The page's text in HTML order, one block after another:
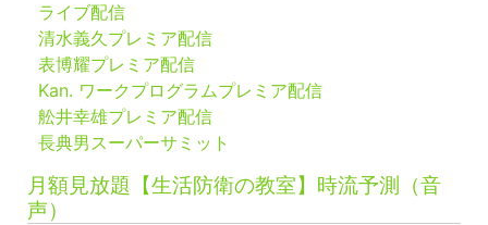
ライブ配信
清水義久プレミア配信
表博耀プレミア配信
Kan. ワークプログラムプレミア配信
舩井幸雄プレミア配信
長典男スーパーサミット
月額見放題【生活防衛の教室】時流予測（音
声）